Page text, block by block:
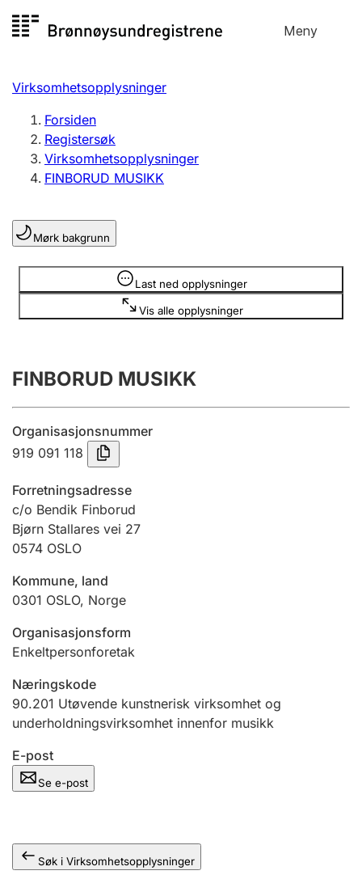
til
Meny
Registersøk
Aksjeselskap
Enkeltpersonforetak
Registrere, endre, slette
Lag og forening
Registrere, endre, slette
Årsregnskap
Innsending og forsinkelsesgebyr
Tinglysing
Jeger
Betaling og jegeravgiftskort
Ektepaktveileder
Andre tema
Virksomhetsopplysninger
Forsiden
Registersøk
Virksomhetsopplysninger
FINBORUD MUSIKK
Mørk bakgrunn
Last ned opplysninger
Vis alle opplysninger
Opplysninger er skjult
FINBORUD MUSIKK
Organisasjonsnummer
919 091 118
Forretningsadresse
c/o Bendik Finborud
Bjørn Stallares vei 27
0574 OSLO
Kommune, land
0301 OSLO, Norge
Organisasjonsform
Enkeltpersonforetak
Næringskode
90.201 Utøvende kunstnerisk virksomhet og
underholdningsvirksomhet innenfor musikk
E-post
Se e-post
Søk i Virksomhetsopplysninger